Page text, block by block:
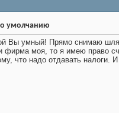
Вы умный! Прямо снимаю
фирма моя, то я имею право
что надо отдавать налоги.